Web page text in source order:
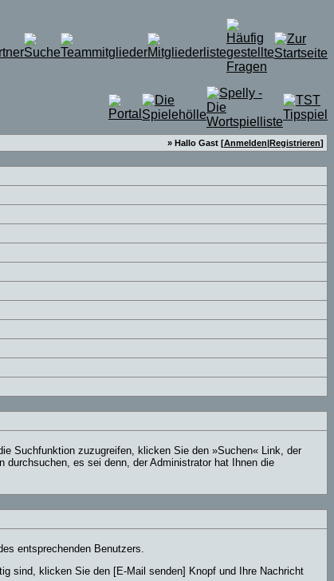
» Hallo Gast [Anmelden|Registrieren]
Suchfunktion zuzugreifen, klicken Sie den »Suchen« Link, der
es sei denn, der Administrator hat Ihnen die
entsprechenden Benutzers.
sind, klicken Sie den [E-Mail senden] Knopf und Ihre Nachricht